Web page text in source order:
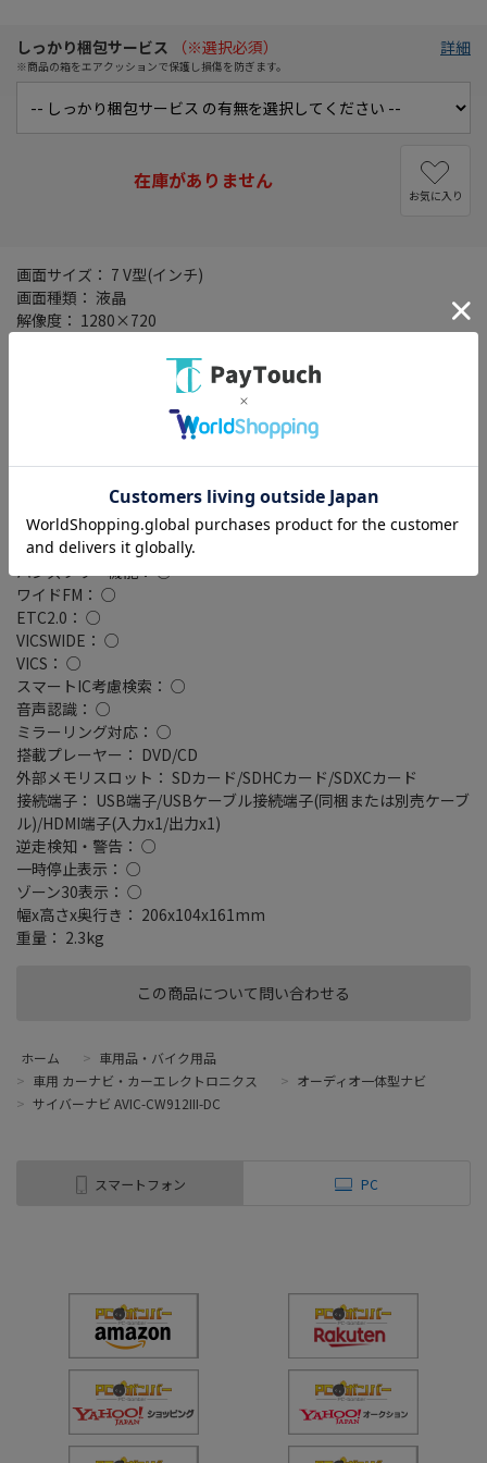
この商品について問い合わせる
しっかり梱包サービス （※選択必須）
※商品の箱をエアクッションで保護し損傷を防ぎます。
詳細
在庫がありません
お気に入り
画面サイズ： 7 V型(インチ)
画面種類： 液晶
解像度： 1280×720
記録メディアタイプ： メモリ
タッチパネル種類： 静電式
バックカメラ： 別売
Bluetooth： Bluetooth 4.2
ハイレゾ： ○
ハンズフリー機能： ○
ワイドFM： ○
ETC2.0： ○
VICSWIDE： ○
VICS： ○
スマートIC考慮検索： ○
音声認識： ○
ミラーリング対応： ○
搭載プレーヤー： DVD/CD
外部メモリスロット： SDカード/SDHCカード/SDXCカード
接続端子： USB端子/USBケーブル接続端子(同梱または別売ケーブ
ル)/HDMI端子(入力x1/出力x1)
逆走検知・警告： ○
一時停止表示： ○
ゾーン30表示： ○
幅x高さx奥行き： 206x104x161mm
重量： 2.3kg
ホーム > 車用品・バイク用品
> 車用 カーナビ・カーエレクトロニクス > オーディオ一体型ナビ
> サイバーナビ AVIC-CW912III-DC
スマートフォン PC